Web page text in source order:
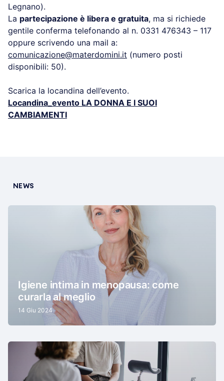
Legnano).
La partecipazione è libera e gratuita, ma si richiede
gentile conferma telefonando al n. 0331 476343 – 117
oppure scrivendo una mail a:
comunicazione@materdomini.it (numero posti
disponibili: 50).
Scarica la locandina dell’evento.
Locandina_evento LA DONNA E I SUOI
CAMBIAMENTI
NEWS
Igiene intima in menopausa: come
curarla al meglio
14 Giu 2024